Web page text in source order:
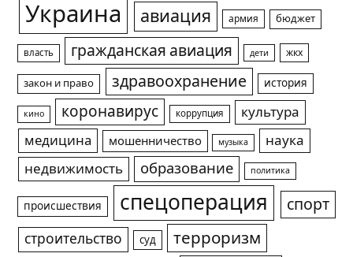
Украина авиация армия бюджет
власть гражданская авиация дети жкх
закон и право здравоохранение история
кино коронавирус коррупция
культура
медицина
мошенничество музыка
наука
недвижимость
образование политика
происшествия спецоперация спорт
строительство суд терроризм